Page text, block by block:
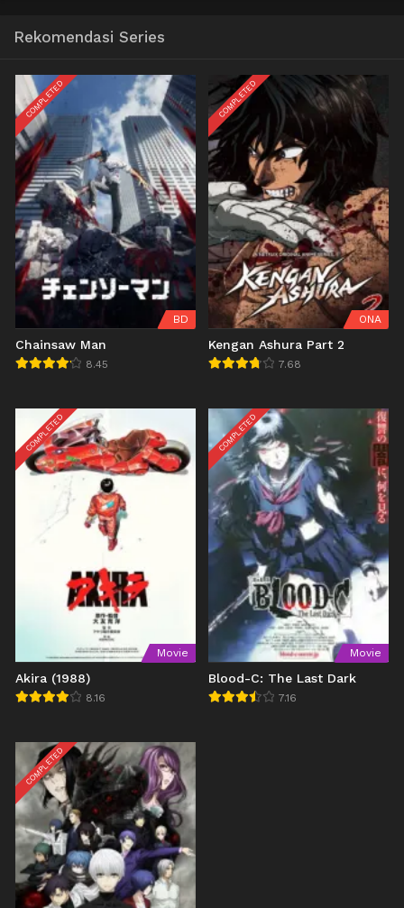
Rekomendasi Series
COMPLETED
BD
Chainsaw Man
8.45
COMPLETED
ONA
Kengan Ashura Part 2
7.68
COMPLETED
Movie
Akira (1988)
8.16
COMPLETED
Movie
Blood-C: The Last Dark
7.16
COMPLETED